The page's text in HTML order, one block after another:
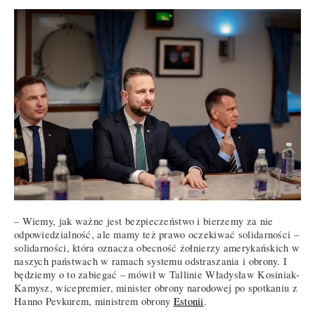
– Wiemy, jak ważne jest bezpieczeństwo i bierzemy za nie
odpowiedzialność, ale mamy też prawo oczekiwać solidarności –
solidarności, która oznacza obecność żołnierzy amerykańskich w
naszych państwach w ramach systemu odstraszania i obrony. I
będziemy o to zabiegać – mówił w Tallinie Władysław Kosiniak-
Kamysz, wicepremier, minister obrony narodowej po spotkaniu z
Hanno Pevkurem, ministrem obrony Estonii.